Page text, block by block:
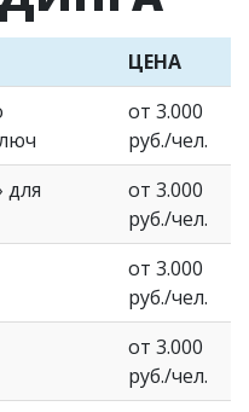
ЦЕНА
от 3.000
руб./чел.
для
от 3.000
руб./чел.
от 3.000
руб./чел.
от 3.000
руб./чел.